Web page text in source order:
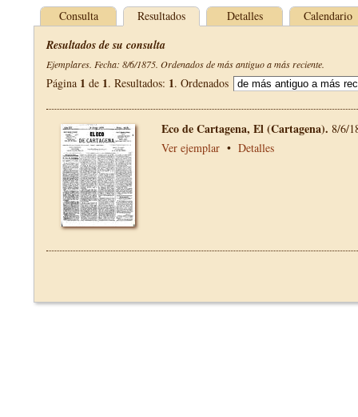
Consulta Resultados Detalles Calendario
Resultados de su consulta
Ejemplares. Fecha: 8/6/1875. Ordenados de más antiguo a más reciente.
Página 1 de 1. Resultados: 1. Ordenados
Eco de Cartagena, El (Cartagena). 8/6/
Ver ejemplar • Detalles